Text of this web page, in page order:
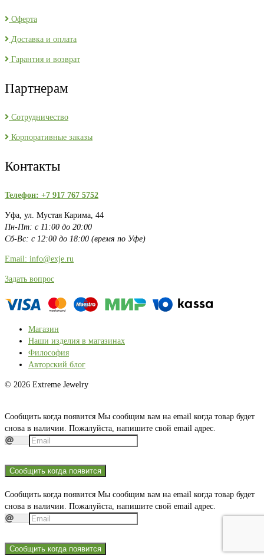
Оферта
Доставка и оплата
Гарантия и возврат
Партнерам
Сотрудничество
Корпоративные заказы
Контакты
Телефон: +7 917 767 5752
Уфа, ул. Мустая Карима, 44
Пн-Пт: с 11:00 до 20:00
Сб-Вс: с 12:00 до 18:00 (время по Уфе)
Email: info@exje.ru
Задать вопрос
Магазин
Наши изделия в магазинах
Философия
Авторский блог
© 2026 Extreme Jewelry
Сообщить когда появится Мы сообщим вам на email когда товар будет
снова в наличии. Пожалуйста, напишите свой email адрес.
Сообщить когда появится
Сообщить когда появится Мы сообщим вам на email когда товар будет
снова в наличии. Пожалуйста, напишите свой email адрес.
Сообщить когда появится